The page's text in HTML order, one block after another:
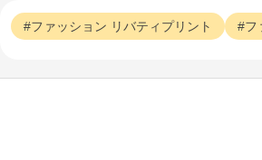
ファッション リバティプリント フ